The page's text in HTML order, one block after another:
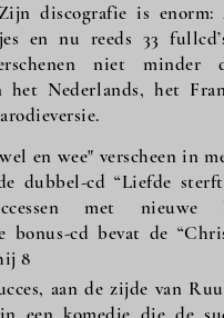
discografie is enorm:
en nu reeds 33
niet minder
Nederlands, het
en wee" verscheen in
dubbel-cd “Liefde
met nieuwe
bonus-cd bevat de
8
aan de zijde van